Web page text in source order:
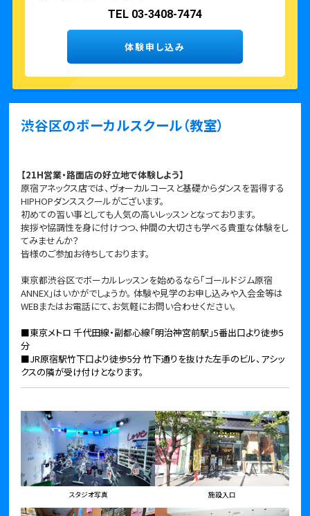
TEL 03-3408-7474
体験申し込み
渋谷区のボーカルスクール（教室）
【21H営業・路面店の好立地で体験しよう】
原宿アネックス店では、ヴォーカルコースと基礎からダンスを習得する
HIPHOPダンススクールがございます。
初めての習い事としても人気の高いレッスンとなっております。
挨拶や協調性を身に付けつつ、仲間の大切さも学べる貴重な体験をし
てみませんか？
皆様のご参加お待ちしております。
東京都渋谷区でボーカルレッスンを始めるなら「ゴールドジム原宿
ANNEX」はいかがでしょうか。 体験や見学のお申し込みや入会金等は
WEBまたはお電話にて、お気軽にお問い合わせください。
■東京メトロ 千代田線・副都心線「明治神宮前駅」5番出口より徒歩5
分
■JR原宿駅竹下口より徒歩5分 竹下通りを抜けた左手のビル、アシッ
クスの隣が受け付けとなります。
スタジオ写真 施設入口